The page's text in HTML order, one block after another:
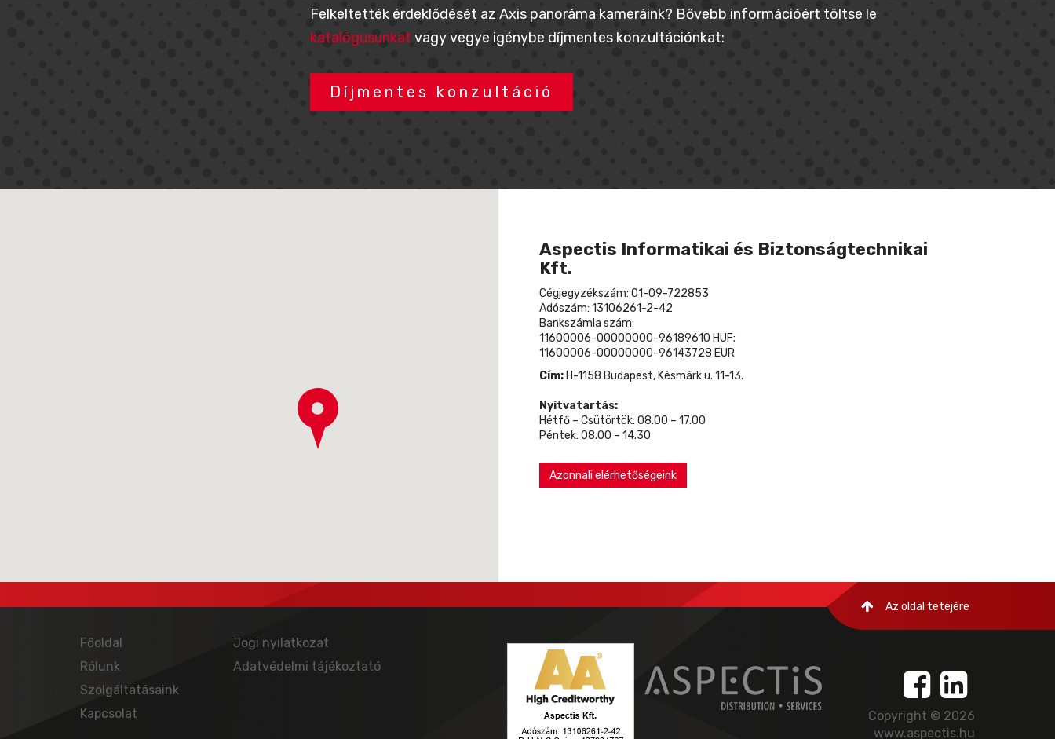
Felkeltették érdeklődését az Axis panoráma kameráink? Bővebb információért töltse le
katalógusunkat vagy vegye igénybe díjmentes konzultációnkat:
Díjmentes konzultáció
Aspectis Informatikai és Biztonságtechnikai
Kft.
Cégjegyzékszám: 01-09-722853
Adószám: 13106261-2-42
Bankszámla szám:
11600006-00000000-96189610 HUF;
11600006-00000000-96143728 EUR
Cím: H-1158 Budapest, Késmárk u. 11-13.
Nyitvatartás:
Hétfő – Csütörtök: 08.00 – 17.00
Péntek: 08.00 – 14.30
Azonnali elérhetőségeink
Az oldal tetejére
Főoldal
Rólunk
Szolgáltatásaink
Kapcsolat
Jogi nyilatkozat
Adatvédelmi tájékoztató
Copyright © 2026
www.aspectis.hu